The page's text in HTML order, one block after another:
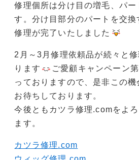
修理個所は分け目の増毛、パー
す。分け目部分のパートを交換
修理が完了いたしました
2月～3月修理依頼品が続々と
ります
ご愛顧キャンペーン
っておりますので、是非この
お待ちしております。
今後ともカツラ修理.comをよ
ます。
カツラ修理.com